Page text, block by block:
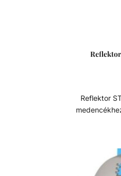
Reflektor STD2002 STD
rozsdamentes acél
A